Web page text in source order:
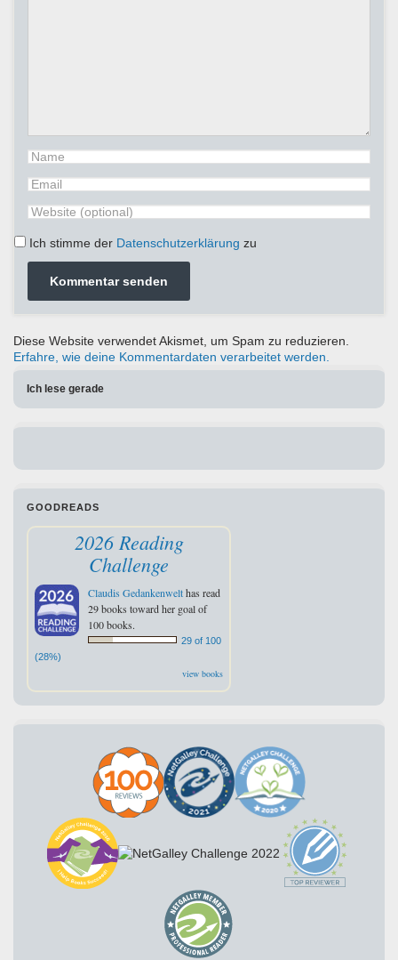
Ich stimme der Datenschutzerklärung zu
Diese Website verwendet Akismet, um Spam zu reduzieren.
Erfahre, wie deine Kommentardaten verarbeitet werden.
Ich lese gerade
GOODREADS
2026 Reading
Challenge
Claudis Gedankenwelthas read
29 books toward her goal of
100 books.
29 of 100
(28%)
view books